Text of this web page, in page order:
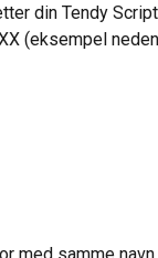
din Tendy
(eksempel